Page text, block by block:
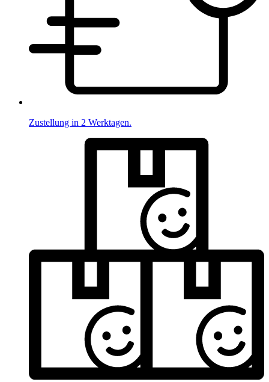
Zustellung in 2 Werktagen.